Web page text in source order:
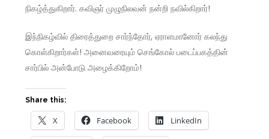
நிகழ்த்துகிறார். கவிஞர் முழுநிலவன் நன்றி நவில்கிறார்!
இந்நிகழ்வில் திரைத்துறை சார்ந்தோர், ஏராளமானோர் கலந்து
கொள்கிறார்கள்! அனைவரையும் செங்கோல் படைப்பகத்தின்
சார்பில் அன்போடு அழைக்கிறோம்!
Share this:
X Facebook LinkedIn